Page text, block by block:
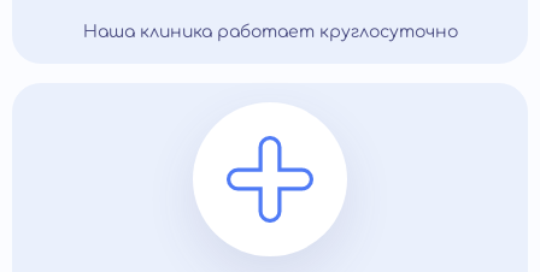
Наша клиника работает круглосуточно